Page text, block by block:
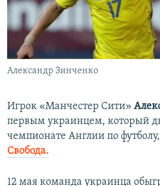
ПОБЕДИТЕЛЕЙ НЕ СУДЯТ?
КРЫМ.НЕПОКОРЕННЫЙ
ELIFBE
УКРАИНСКАЯ ПРОБЛЕМА КРЫМА
ПРИСОЕДИНЯЙТЕСЬ!
Александр Зинченко
Игрок «Манчестер Сити»
первым украинцем, который
чемпионате Англии по
Свобода.
12 мая команда украинца